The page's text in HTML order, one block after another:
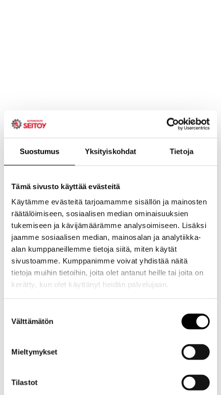
Suostumus Yksityiskohdat Tietoja
Tämä sivusto käyttää evästeitä
Käytämme evästeitä tarjoamamme sisällön ja mainosten
räätälöimiseen, sosiaalisen median ominaisuuksien
tukemiseen ja kävijämäärämme analysoimiseen. Lisäksi
jaamme sosiaalisen median, mainosalan ja analytiikka-
alan kumppaneillemme tietoja siitä, miten käytät
sivustoamme. Kumppanimme voivat yhdistää näitä
tietoja muihin tietoihin, joita olet antanut heille tai joita on
kerätty, kun olet käyttänyt heidän palvelujaan.
valinta
Välttämätön
Mieltymykset
Tilastot